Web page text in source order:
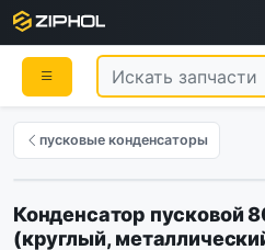
пусковые конденсаторы
Конденсатор пусковой
(круглый,